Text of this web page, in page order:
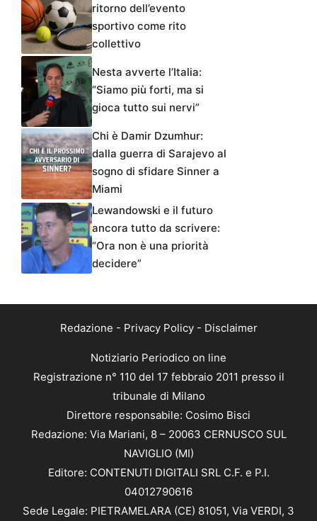
ritorno dell’evento
sportivo come rito
collettivo
Nesta avverte l’Italia:
“Siamo più forti, ma si
gioca tutto sui nervi”
Chi è Damir Dzumhur:
dalla guerra di Sarajevo al
sogno di sfidare Sinner a
Miami
Lewandowski e il futuro
ancora tutto da scrivere:
“Ora non è una priorità
decidere”
Redazione - Privacy Policy- Disclaimer
Notiziario Periodico on line
Registrazione n° 110 del 17 febbraio 2011 presso il
tribunale di Milano
Direttore responsabile: Cosimo Bisci
Redazione: Via Mariani, 8 – 20063 CERNUSCO SUL
NAVIGLIO (MI)
Editore: CONTENUTI DIGITALI SRL C.F. e P.I.
04012790616
Sede Legale: PIETRAMELARA (CE) 81051, Via VERDI, 3